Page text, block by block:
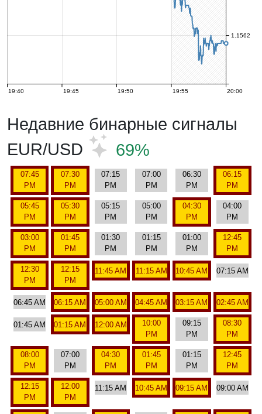
19:40 19:45 19:50 19:55 20:00
1.1562
Недавние бинарные сигналы
EUR/USD
69%
07:45
PM
07:30
PM
07:15
PM
07:00
PM
06:30
PM
06:15
PM
05:45
PM
05:30
PM
05:15
PM
05:00
PM
04:30
PM
04:00
PM
03:00
PM
01:45
PM
01:30
PM
01:15
PM
01:00
PM
12:45
PM
12:30
PM
12:15
PM
11:45 AM 11:15 AM 10:45 AM 07:15 AM
06:45 AM 06:15 AM 05:00 AM 04:45 AM 03:15 AM 02:45 AM
01:45 AM 01:15 AM 12:00 AM
10:00
PM
09:15
PM
08:30
PM
08:00
PM
07:00
PM
04:30
PM
01:45
PM
01:15
PM
12:45
PM
12:15
PM
12:00
PM
11:15 AM 10:45 AM 09:15 AM 09:00 AM